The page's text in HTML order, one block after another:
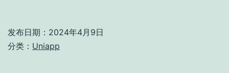
发布日期： 2024年4月9日
分类： Uniapp